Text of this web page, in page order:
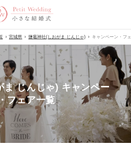
宮城県 鹽竈神社(しおがま じんじゃ) キャンペーン・フ
ま じんじゃ) キャンペー
フェア一覧